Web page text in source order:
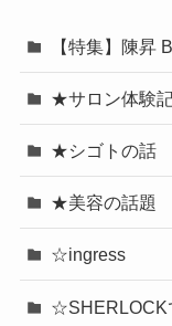
【特集】陳昇
★サロン体験
★シゴトの話
★美容の話題
☆ingress
☆SHERLOCK